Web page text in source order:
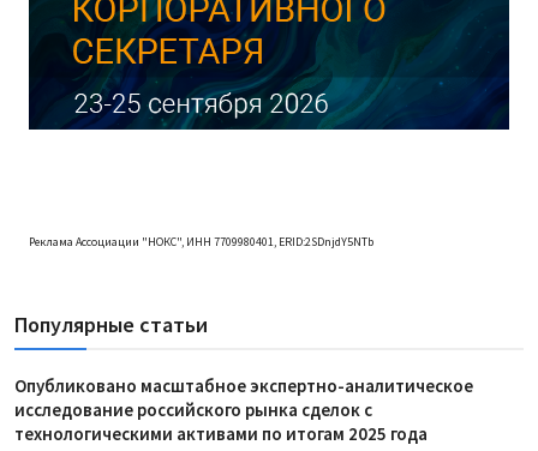
Реклама Ассоциации "НОКС", ИНН 7709980401, ERID:2SDnjdY5NTb
Популярные статьи
Опубликовано масштабное экспертно-аналитическое
исследование российского рынка сделок с
технологическими активами по итогам 2025 года